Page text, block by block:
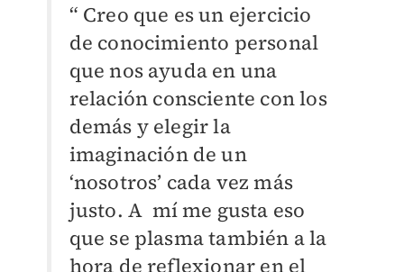
“ Creo que es un ejercicio
de conocimiento personal
que nos ayuda en una
relación consciente con los
demás y elegir la
imaginación de un
‘nosotros’ cada vez más
justo. A mí me gusta eso
que se plasma también a la
hora de reflexionar en el